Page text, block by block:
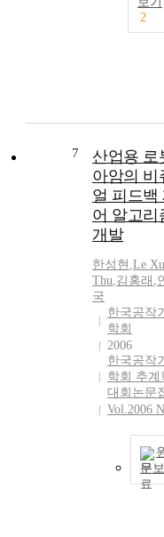
2
7
산업용 로
아암의 비
얼 피드백
어 알고리
개발
한성현 ,Le
Thu,김홍래 ,
국
한국공작
학회
2006
한국공작
학회 추계
대회논문
Vol.2006
문